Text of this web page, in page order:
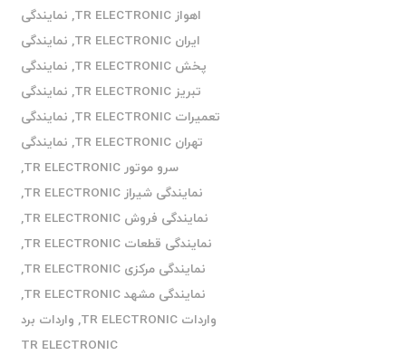
اهواز TR ELECTRONIC
, نمایندگی
ایران TR ELECTRONIC
, نمایندگی
پخش TR ELECTRONIC
, نمایندگی
تبریز TR ELECTRONIC
, نمایندگی
تعمیرات TR ELECTRONIC
, نمایندگی
تهران TR ELECTRONIC
, نمایندگی
سرو موتور TR ELECTRONIC
,
نمایندگی شیراز TR ELECTRONIC
,
نمایندگی فروش TR ELECTRONIC
,
نمایندگی قطعات TR ELECTRONIC
,
نمایندگی مرکزی TR ELECTRONIC
,
نمایندگی مشهد TR ELECTRONIC
,
واردات TR ELECTRONIC
, واردات برد
TR ELECTRONIC